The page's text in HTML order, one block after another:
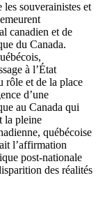
les souverainistes et
canadien et de
du Canada.
à l’État
rôle et de la place
d’une
au Canada qui
la pleine
québécoise
l’affirmation
post-nationale
des réalités